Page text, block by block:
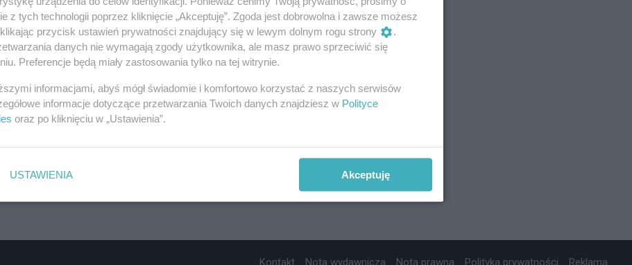
Kontakt Nota wydawnicza Nota prawna Polityka prywatności Reklama
z tych technologii poprzez kliknięcie „Akceptuję”. Zgoda jest dobrowolna i zawsze możesz
przycisk ustawień prywatności znajdujący się w lewym dolnym rogu strony
.
danych nie wymagają zgody użytkownika, ale masz prawo sprzeciwić się
Preferencje będą miały zastosowania tylko na tej witrynie.
informacjami, abyś mógł świadomie i komfortowo korzystać z naszych serwisów
informacje dotyczące przetwarzania Twoich danych znajdziesz w Polityce
oraz po kliknięciu w „Ustawienia”.
USTAWIENIA Akceptuję